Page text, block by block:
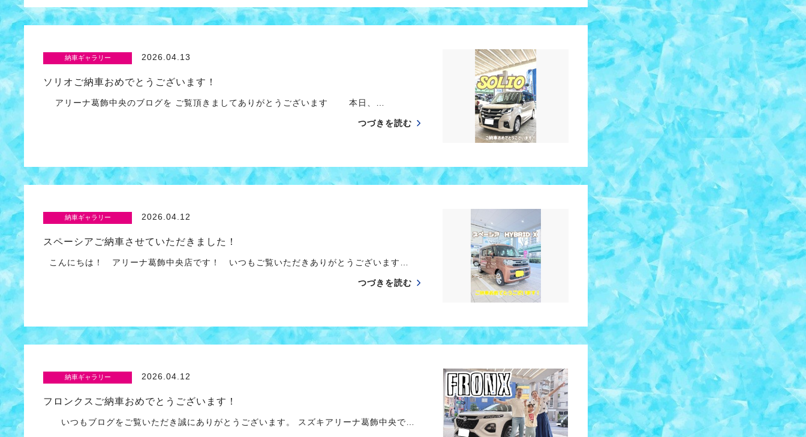
納車ギャラリー 2026.04.13
ソリオご納車おめでとうございます！
アリーナ葛飾中央のブログを ご覧頂きましてありがとうございます 本日、…
つづきを読む
納車ギャラリー 2026.04.12
スペーシアご納車させていただきました！
こんにちは！ アリーナ葛飾中央店です！ いつもご覧いただきありがとうございます…
つづきを読む
納車ギャラリー 2026.04.12
フロンクスご納車おめでとうございます！
いつもブログをご覧いただき誠にありがとうございます。 スズキアリーナ葛飾中央で…